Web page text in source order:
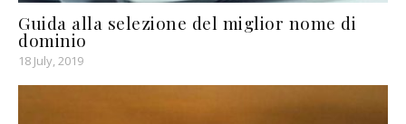
Guida alla selezione del miglior nome di
dominio
18 July, 2019